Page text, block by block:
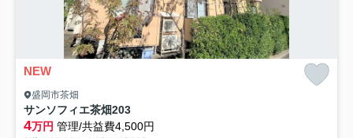
NEW
盛岡市茶畑
サンソフィエ茶畑203
4万円 管理/共益費4,500円